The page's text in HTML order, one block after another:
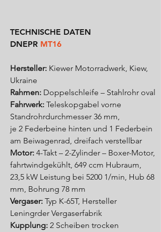
TECHNISCHE DATEN
DNEPR MT16
Hersteller: Kiewer Motorradwerk, Kiew,
Ukraine
Rahmen: Doppelschleife – Stahlrohr oval
Fahrwerk: Teleskopgabel vorne
Standrohrdurchmesser 36 mm,
je 2 Federbeine hinten und 1 Federbein
am Beiwagenrad, dreifach verstellbar
Motor: 4-Takt – 2-Zylinder – Boxer-Motor,
fahrtwindgekühlt, 649 ccm Hubraum,
23,5 kW Leistung bei 5200 1/min, Hub 68
mm, Bohrung 78 mm
Vergaser: Typ K-65T, Hersteller
Leningrder Vergaserfabrik
Kupplung: 2 Scheiben trocken